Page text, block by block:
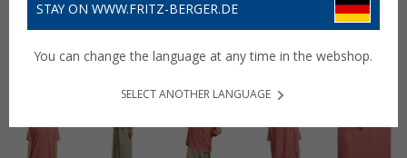
STAY ON WWW.FRITZ-BERGER.DE
You can change the language at any time in the webshop.
SELECT ANOTHER LANGUAGE